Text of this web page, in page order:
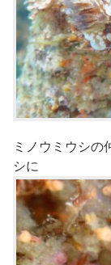
ミノウミウシの
シに